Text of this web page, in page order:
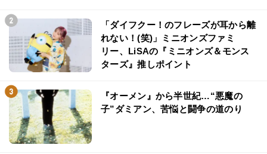
「ダイフクー！のフレーズが耳から離
れない！(笑)」ミニオンズファミ
リー、LiSAの『ミニオンズ＆モンス
ターズ』推しポイント
『オーメン』から半世紀…“悪魔の
子”ダミアン、苦悩と闘争の道のり